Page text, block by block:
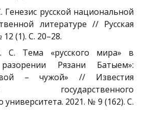
русской национальной
литературе // Русская
(1). С. 20–28.
Тема «русского мира» в
Рязани Батыем»:
– чужой» // Известия
государственного
университета. 2021. № 9 (162). С.